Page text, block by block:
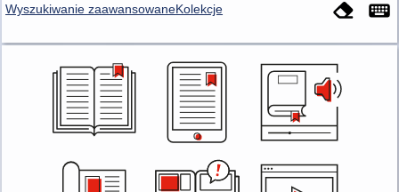
Wyszukiwanie zaawansowaneKolekcje